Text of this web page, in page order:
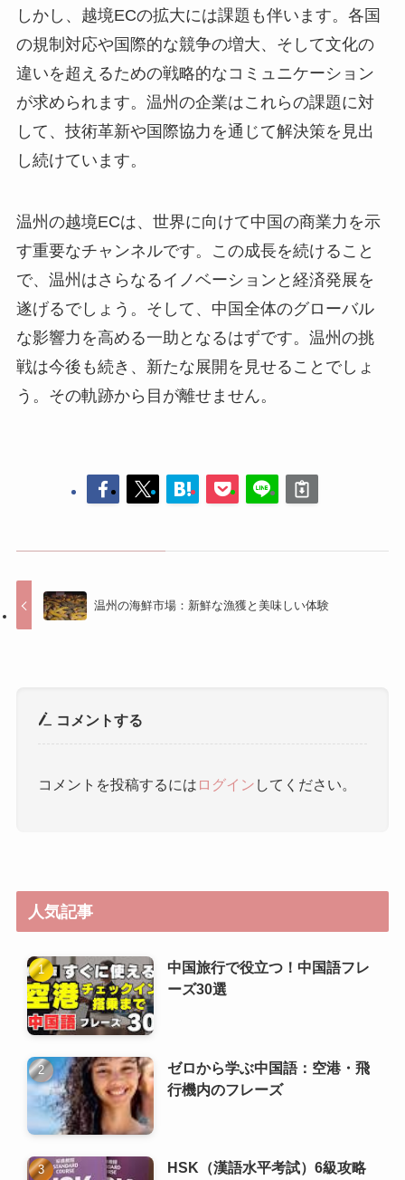
しかし、越境ECの拡大には課題も伴います。各国
の規制対応や国際的な競争の増大、そして文化の
違いを超えるための戦略的なコミュニケーション
が求められます。温州の企業はこれらの課題に対
して、技術革新や国際協力を通じて解決策を見出
し続けています。
温州の越境ECは、世界に向けて中国の商業力を示
す重要なチャンネルです。この成長を続けること
で、温州はさらなるイノベーションと経済発展を
遂げるでしょう。そして、中国全体のグローバル
な影響力を高める一助となるはずです。温州の挑
戦は今後も続き、新たな展開を見せることでしょ
う。その軌跡から目が離せません。
温州の海鮮市場：新鮮な漁獲と美味しい体験
コメントする
コメントを投稿するには ログイン してください。
人気記事
中国旅行で役立つ！中国語フレ
ーズ30選
ゼロから学ぶ中国語：空港・飛
行機内のフレーズ
HSK（漢語水平考試）6級攻略